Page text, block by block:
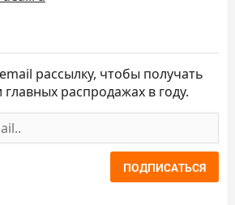
рассылку, чтобы получать
главных распродажах в году.
ПОДПИСАТЬСЯ